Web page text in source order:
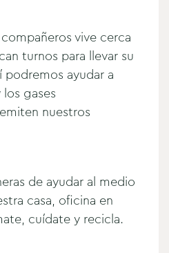
vive cerca
turnos para llevar su
podremos ayudar a
gases
nuestros
de ayudar al medio
casa, oficina en
cuídate y recicla.